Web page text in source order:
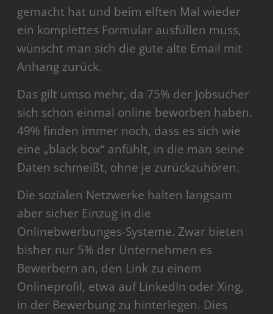
gemacht hat und beim elften Mal wieder
ein komplettes Formular ausfüllen muss,
wünscht man sich die gute alte Email mit
Anhang zurück.
Das gilt umso mehr, da 75% der Jobsucher
sich schon einmal online beworben haben.
49% finden immer noch, dass es sich wie
eine „black box“ anfühlt, in die man seine
Daten schmeißt, ohne je zurückzuhören.
Die sozialen Netzwerke halten langsam
aber sicher Einzug in die
Onlinebwerbunges-Systeme. Zwar bieten
bisher nur 5% der Unternehmen es
Bewerbern an, den Link zu einem
Onlineprofil, etwa auf LinkedIn oder Xing,
in der Bewerbung zu hinterlegen. Dies